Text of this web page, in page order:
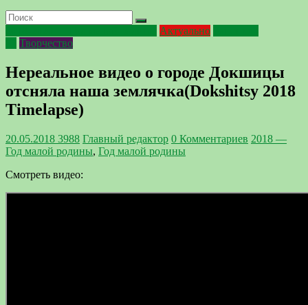
Актуально
Творчество
Нереальное видео о городе Докшицы
отсняла наша землячка(Dokshitsy 2018
Timelapse)
20.05.2018 3988 Главный редактор 0 Комментариев 2018 —
Год малой родины, Год малой родины
Смотреть видео: